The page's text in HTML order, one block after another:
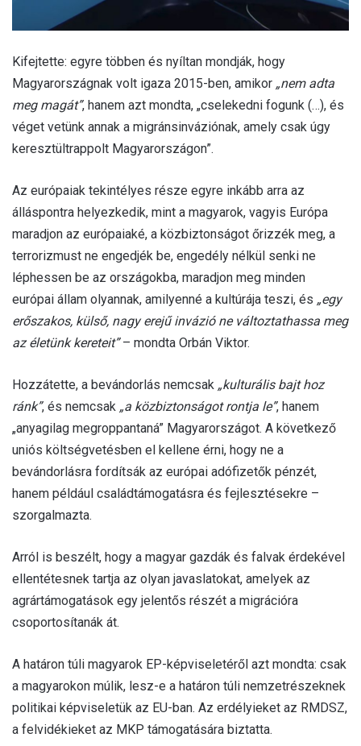
Kifejtette: egyre többen és nyíltan mondják, hogy
Magyarországnak volt igaza 2015-ben, amikor „nem adta
meg magát”, hanem azt mondta, „cselekedni fogunk (…), és
véget vetünk annak a migránsinváziónak, amely csak úgy
keresztültrappolt Magyarországon”.
Az európaiak tekintélyes része egyre inkább arra az
álláspontra helyezkedik, mint a magyarok, vagyis Európa
maradjon az európaiaké, a közbiztonságot őrizzék meg, a
terrorizmust ne engedjék be, engedély nélkül senki ne
léphessen be az országokba, maradjon meg minden
európai állam olyannak, amilyenné a kultúrája teszi, és „egy
erőszakos, külső, nagy erejű invázió ne változtathassa meg
az életünk kereteit”– mondta Orbán Viktor.
Hozzátette, a bevándorlás nemcsak „kulturális bajt hoz
ránk”, és nemcsak „a közbiztonságot rontja le”, hanem
„anyagilag megroppantaná” Magyarországot. A következő
uniós költségvetésben el kellene érni, hogy ne a
bevándorlásra fordítsák az európai adófizetők pénzét,
hanem például családtámogatásra és fejlesztésekre –
szorgalmazta.
Arról is beszélt, hogy a magyar gazdák és falvak érdekével
ellentétesnek tartja az olyan javaslatokat, amelyek az
agrártámogatások egy jelentős részét a migrációra
csoportosítanák át.
A határon túli magyarok EP-képviseletéről azt mondta: csak
a magyarokon múlik, lesz-e a határon túli nemzetrészeknek
politikai képviseletük az EU-ban. Az erdélyieket az RMDSZ,
a felvidékieket az MKP támogatására biztatta.